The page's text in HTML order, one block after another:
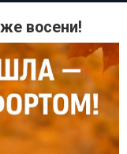
восени!